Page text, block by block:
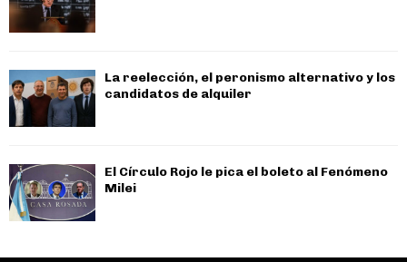
La reelección, el peronismo alternativo y los
candidatos de alquiler
El Círculo Rojo le pica el boleto al Fenómeno
Milei